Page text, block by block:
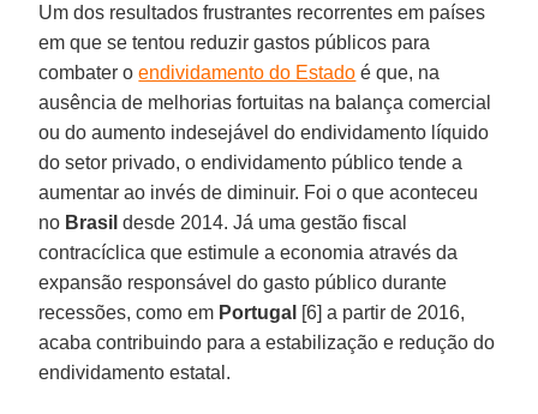
Um dos resultados frustrantes recorrentes em países
em que se tentou reduzir gastos públicos para
combater oendividamento do Estado é que, na
ausência de melhorias fortuitas na balança comercial
ou do aumento indesejável do endividamento líquido
do setor privado, o endividamento público tende a
aumentar ao invés de diminuir. Foi o que aconteceu
no Brasil desde 2014. Já uma gestão fiscal
contracíclica que estimule a economia através da
expansão responsável do gasto público durante
recessões, como em Portugal [6] a partir de 2016,
acaba contribuindo para a estabilização e redução do
endividamento estatal.